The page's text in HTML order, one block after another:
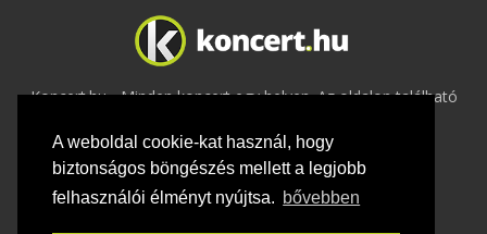
A weboldal cookie-kat használ, hogy
biztonságos böngészés mellett a legjobb
felhasználói élményt nyújtsa. bővebben
Koncert.hu - Minden koncert egy helyen. Az oldalon található
2020 Adatvédelem-ÁSZF-Felhasználási
feltételek-Webmaster- Kapcsolat és üzenet küldés